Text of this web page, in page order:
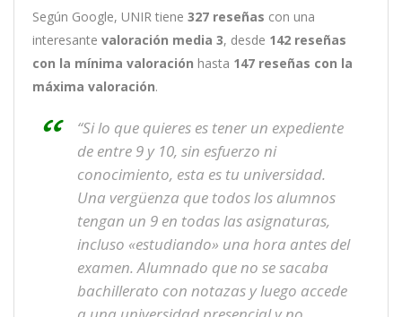
Según Google, UNIR tiene 327 reseñas con una
interesante valoración media 3, desde 142 reseñas
con la mínima valoración hasta 147 reseñas con la
máxima valoración.
“Si lo que quieres es tener un expediente
de entre 9 y 10, sin esfuerzo ni
conocimiento, esta es tu universidad.
Una vergüenza que todos los alumnos
tengan un 9 en todas las asignaturas,
incluso «estudiando» una hora antes del
examen. Alumnado que no se sacaba
bachillerato con notazas y luego accede